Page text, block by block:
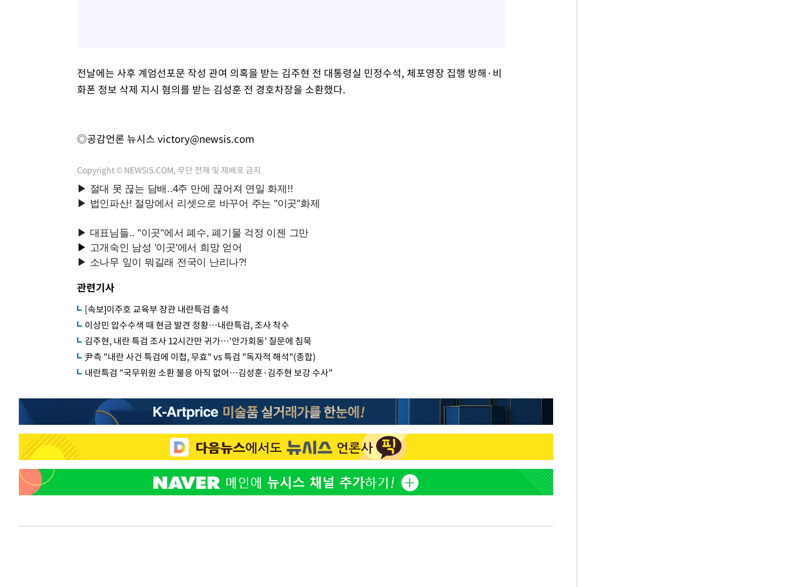
전날에는 사후 계엄선포문 작성 관여 의혹을 받는 김주현 전 대통령실 민정수석, 체포영장 집행 방해·비
화폰 정보 삭제 지시 혐의를 받는 김성훈 전 경호차장을 소환했다.
◎공감언론 뉴시스 victory@newsis.com
Copyright © NEWSIS.COM, 무단 전재 및 재배포 금지
관련기사
[속보]이주호 교육부 장관 내란특검 출석
이상민 압수수색 때 현금 발견 정황…내란특검, 조사 착수
김주현, 내란 특검 조사 12시간만 귀가…'안가회동' 질문에 침묵
尹측 "내란 사건 특검에 이첩, 무효" vs 특검 "독자적 해석"(종합)
내란특검 "국무위원 소환 불응 아직 없어…김성훈·김주현 보강 수사"